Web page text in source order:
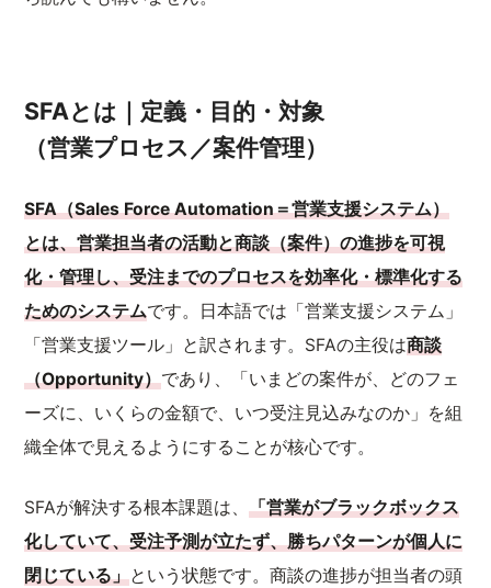
SFAとは｜定義・目的・対象
（営業プロセス／案件管理）
SFA（Sales Force Automation＝営業支援システム）
とは、営業担当者の活動と商談（案件）の進捗を可視
化・管理し、受注までのプロセスを効率化・標準化する
ためのシステムです。日本語では「営業支援システム」
「営業支援ツール」と訳されます。SFAの主役は商談
（Opportunity）であり、「いまどの案件が、どのフェ
ーズに、いくらの金額で、いつ受注見込みなのか」を組
織全体で見えるようにすることが核心です。
SFAが解決する根本課題は、「営業がブラックボックス
化していて、受注予測が立たず、勝ちパターンが個人に
閉じている」という状態です。商談の進捗が担当者の頭